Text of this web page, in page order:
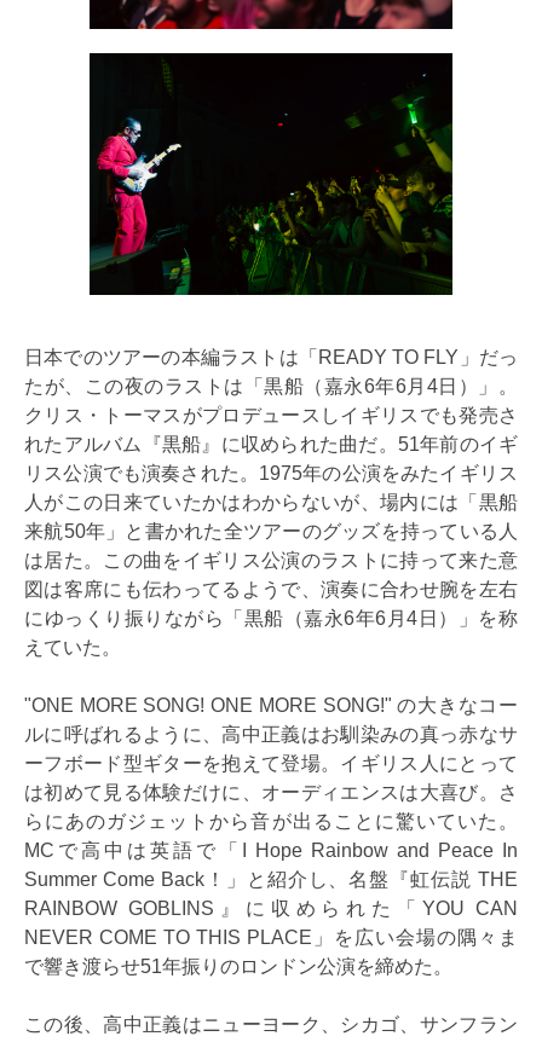
日本でのツアーの本編ラストは「READY TO FLY」だっ
たが、この夜のラストは「黒船（嘉永6年6月4日）」。
クリス・トーマスがプロデュースしイギリスでも発売さ
れたアルバム『黒船』に収められた曲だ。51年前のイギ
リス公演でも演奏された。1975年の公演をみたイギリス
人がこの日来ていたかはわからないが、場内には「黒船
来航50年」と書かれた全ツアーのグッズを持っている人
は居た。この曲をイギリス公演のラストに持って来た意
図は客席にも伝わってるようで、演奏に合わせ腕を左右
にゆっくり振りながら「黒船（嘉永6年6月4日）」を称
えていた。
"ONE MORE SONG! ONE MORE SONG!" の大きなコー
ルに呼ばれるように、高中正義はお馴染みの真っ赤なサ
ーフボード型ギターを抱えて登場。イギリス人にとって
は初めて見る体験だけに、オーディエンスは大喜び。さ
らにあのガジェットから音が出ることに驚いていた。
MCで高中は英語で「I Hope Rainbow and Peace In
Summer Come Back！」と紹介し、名盤『虹伝説 THE
RAINBOW GOBLINS』に収められた「YOU CAN
NEVER COME TO THIS PLACE」を広い会場の隅々ま
で響き渡らせ51年振りのロンドン公演を締めた。
この後、高中正義はニューヨーク、シカゴ、サンフラン